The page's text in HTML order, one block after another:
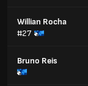
Willian Rocha
#27
Bruno Reis